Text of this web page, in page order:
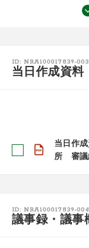
ID: NRA100017839-003
当日作成資料
当日作
所 審議
ID: NRA100017839-004
議事録・議事